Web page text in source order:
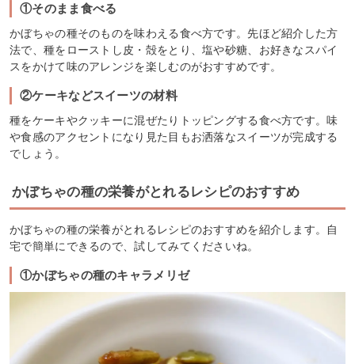
①そのまま食べる
かぼちゃの種そのものを味わえる食べ方です。先ほど紹介した方
法で、種をローストし皮・殻をとり、塩や砂糖、お好きなスパイ
スをかけて味のアレンジを楽しむのがおすすめです。
②ケーキなどスイーツの材料
種をケーキやクッキーに混ぜたりトッピングする食べ方です。味
や食感のアクセントになり見た目もお洒落なスイーツが完成する
でしょう。
かぼちゃの種の栄養がとれるレシピのおすすめ
かぼちゃの種の栄養がとれるレシピのおすすめを紹介します。自
宅で簡単にできるので、試してみてくださいね。
①かぼちゃの種のキャラメリゼ